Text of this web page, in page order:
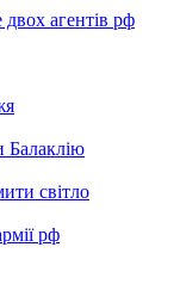
агентів рф
Балаклію
світло
рф